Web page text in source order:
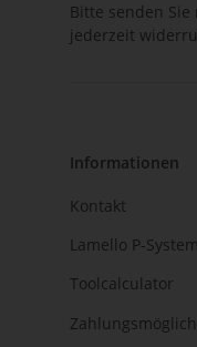
Bitte senden
jederzeit
Informationen
Kontakt
Lamello P-
Toolcalculator